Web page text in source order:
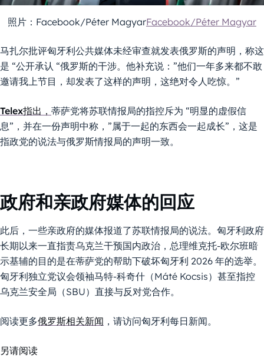
照片：Facebook/Péter MagyarFacebook/Péter Magyar
马扎尔批评匈牙利公共媒体未经审查就发表俄罗斯的声明，称这
是 “公开承认 “俄罗斯的干涉。他补充说：”他们一年多来都不敢
邀请我上节目，却发表了这样的声明，这绝对令人吃惊。”
Telex指出， 蒂萨党将苏联情报局的指控斥为 “明显的虚假信
息”，并在一份声明中称，”属于一起的东西会一起成长”，这是
指政党的说法与俄罗斯情报局的声明一致。
政府和亲政府媒体的回应
此后，一些亲政府的媒体报道了苏联情报局的说法。匈牙利政府
长期以来一直指责乌克兰干预国内政治，总理维克托-欧尔班暗
示基辅的目的是在蒂萨党的帮助下破坏匈牙利 2026 年的选举。
匈牙利独立党议会领袖马特-科奇什（Máté Kocsis）甚至指控
乌克兰安全局（SBU）直接与反对党合作。
阅读更多俄罗斯相关新闻 ，请访问匈牙利每日新闻。
另请阅读